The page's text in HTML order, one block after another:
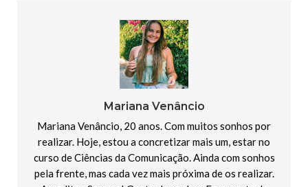
Mariana Venâncio
Mariana Venâncio, 20 anos. Com muitos sonhos por
realizar. Hoje, estou a concretizar mais um, estar no
curso de Ciências da Comunicação. Ainda com sonhos
pela frente, mas cada vez mais próxima de os realizar.